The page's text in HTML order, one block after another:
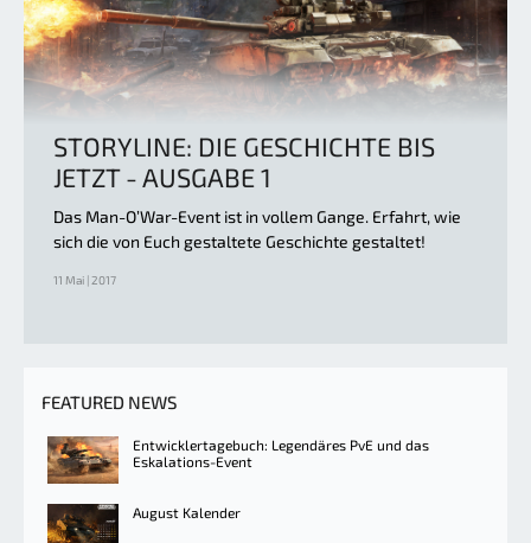
STORYLINE: DIE GESCHICHTE BIS
JETZT - AUSGABE 1
Das Man-O’War-Event ist in vollem Gange. Erfahrt, wie
sich die von Euch gestaltete Geschichte gestaltet!
11 Mai | 2017
FEATURED NEWS
Entwicklertagebuch: Legendäres PvE und das
Eskalations-Event
August Kalender